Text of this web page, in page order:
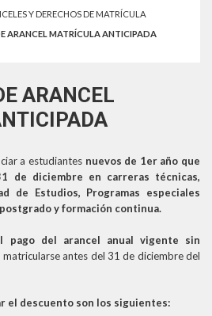
ARANCEL
a estudiantes nuevos de 1er año que
de diciembre en carreras técnicas,
de Estudios, Programas especiales
y formación continua.
pago del arancel anual vigente sin
antes del 31 de diciembre del
el descuento son los siguientes:
Y DERECHOS DE MATRÍCULA
ARANCEL MATRÍCULA ANTICIPADA